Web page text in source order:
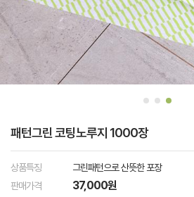
패턴그린 코팅노루지 1000장
상품특징
그린패턴으로 산뜻한 포장
판매가격
37,000원